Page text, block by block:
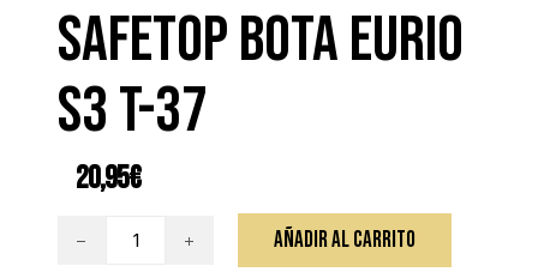
SAFETOP BOTA EURIO
S3 T-37
20,95€
SAFETOP
AÑADIR AL CARRITO